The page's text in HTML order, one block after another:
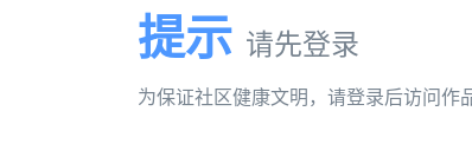
提示 请先登录
为保证社区健康文明，请登录后访问作